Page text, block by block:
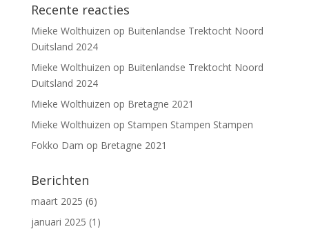
Recente reacties
Mieke Wolthuizen op Buitenlandse Trektocht Noord
Duitsland 2024
Mieke Wolthuizen op Buitenlandse Trektocht Noord
Duitsland 2024
Mieke Wolthuizen op Bretagne 2021
Mieke Wolthuizen op Stampen Stampen Stampen
Fokko Dam op Bretagne 2021
Berichten
maart 2025 (6)
januari 2025 (1)